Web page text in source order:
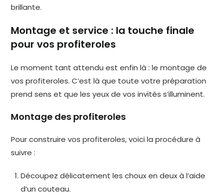
brillante.
Montage et service : la touche finale
pour vos profiteroles
Le moment tant attendu est enfin là : le montage de
vos profiteroles. C’est là que toute votre préparation
prend sens et que les yeux de vos invités s’illuminent.
Montage des profiteroles
Pour construire vos profiteroles, voici la procédure à
suivre :
Découpez délicatement les choux en deux à l’aide
d’un couteau.